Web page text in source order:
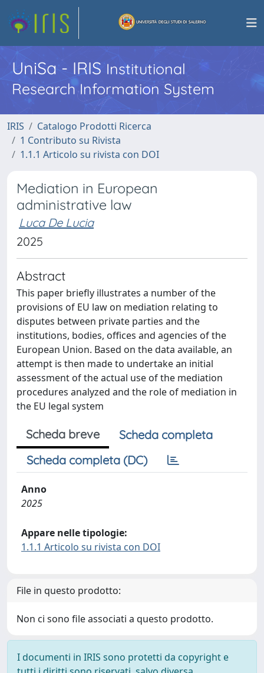
UniSa - IRISInstitutional
Research Information System
IRIS
Catalogo Prodotti Ricerca
1 Contributo su Rivista
1.1.1 Articolo su rivista con DOI
Mediation in European
administrative law
Luca De Lucia
2025
Abstract
This paper briefly illustrates a number of the
provisions of EU law on mediation relating to
disputes between private parties and the
institutions, bodies, offices and agencies of the
European Union. Based on the data available, an
attempt is then made to undertake an initial
assessment of the actual use of the mediation
procedures analyzed and the role of mediation in
the EU legal system
Scheda breve
Scheda completa
Scheda completa (DC)
Anno
2025
Appare nelle tipologie:
1.1.1 Articolo su rivista con DOI
File in questo prodotto:
Non ci sono file associati a questo prodotto.
I documenti in IRIS sono protetti da copyright e